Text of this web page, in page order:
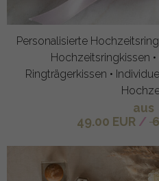
Personalisierte
Hochzeitsringkissen
Ringträgerkissen •
aus
49.00 EUR /